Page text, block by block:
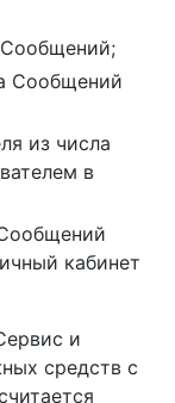
Сообщений
из числа
в
кабинет
и
средств с